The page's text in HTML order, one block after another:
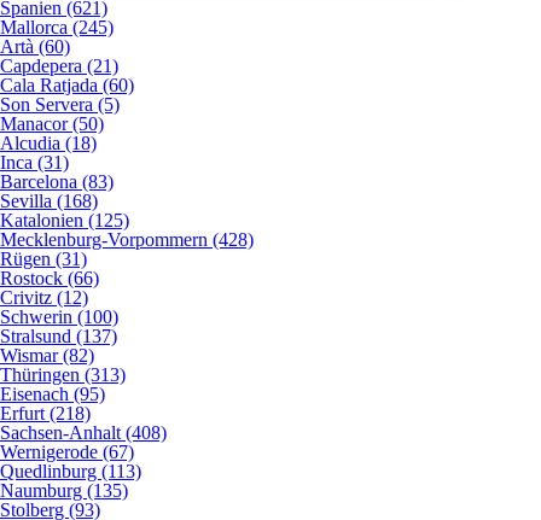
Spanien (621)
Mallorca (245)
Artà (60)
Capdepera (21)
Cala Ratjada (60)
Son Servera (5)
Manacor (50)
Alcudia (18)
Inca (31)
Barcelona (83)
Sevilla (168)
Katalonien (125)
Mecklenburg-Vorpommern (428)
Rügen (31)
Rostock (66)
Crivitz (12)
Schwerin (100)
Stralsund (137)
Wismar (82)
Thüringen (313)
Eisenach (95)
Erfurt (218)
Sachsen-Anhalt (408)
Wernigerode (67)
Quedlinburg (113)
Naumburg (135)
Stolberg (93)